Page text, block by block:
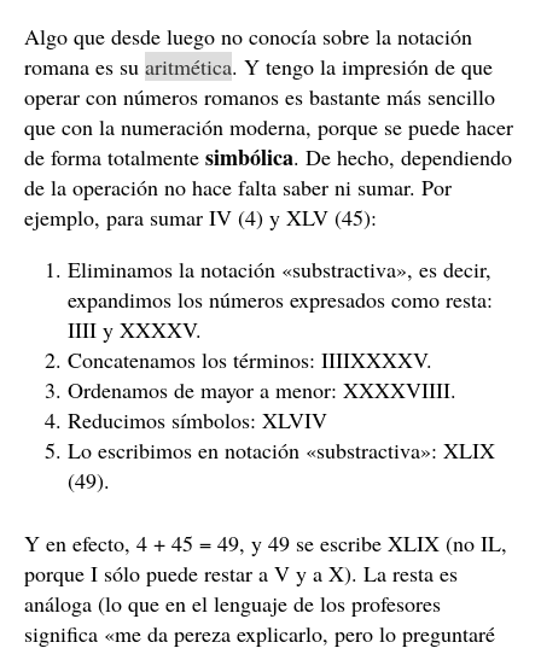
Algo que desde luego no conocía sobre la notación
romana es su aritmética. Y tengo la impresión de que
operar con números romanos es bastante más sencillo
que con la numeración moderna, porque se puede hacer
de forma totalmente simbólica. De hecho, dependiendo
de la operación no hace falta saber ni sumar. Por
ejemplo, para sumar IV (4) y XLV (45):
Eliminamos la notación «substractiva», es decir,
expandimos los números expresados como resta:
IIII y XXXXV.
Concatenamos los términos: IIIIXXXXV.
Ordenamos de mayor a menor: XXXXVIIII.
Reducimos símbolos: XLVIV
Lo escribimos en notación «substractiva»: XLIX
(49).
Y en efecto, 4 + 45 = 49, y 49 se escribe XLIX (no IL,
porque I sólo puede restar a V y a X). La resta es
análoga (lo que en el lenguaje de los profesores
significa «me da pereza explicarlo, pero lo preguntaré